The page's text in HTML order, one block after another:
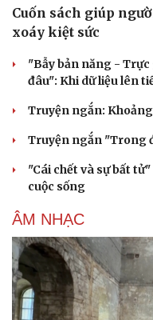
Cải chính
Cuốn sách giúp
xoáy kiệt sức
"Bẫy bản năng -
đâu": Khi dữ liệu lên
Truyện ngắn:
Truyện ngắn "Trong
"Cái chết và sự bất
cuộc sống
ÂM NHẠC